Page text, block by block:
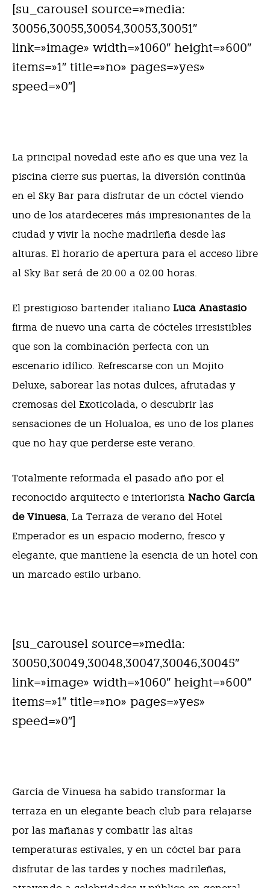
[su_carousel source=»media:
30056,30055,30054,30053,30051″
link=»image» width=»1060″ height=»600″
items=»1″ title=»no» pages=»yes»
speed=»0″]
La principal novedad este año es que una vez la
piscina cierre sus puertas, la diversión continúa
en el Sky Bar para disfrutar de un cóctel viendo
uno de los atardeceres más impresionantes de la
ciudad y vivir la noche madrileña desde las
alturas. El horario de apertura para el acceso libre
al Sky Bar será de 20.00 a 02.00 horas.
El prestigioso bartender italiano Luca Anastasio
firma de nuevo una carta de cócteles irresistibles
que son la combinación perfecta con un
escenario idílico. Refrescarse con un Mojito
Deluxe, saborear las notas dulces, afrutadas y
cremosas del Exoticolada, o descubrir las
sensaciones de un Holualoa, es uno de los planes
que no hay que perderse este verano.
Totalmente reformada el pasado año por el
reconocido arquitecto e interiorista Nacho García
de Vinuesa, La Terraza de verano del Hotel
Emperador es un espacio moderno, fresco y
elegante, que mantiene la esencia de un hotel con
un marcado estilo urbano.
[su_carousel source=»media:
30050,30049,30048,30047,30046,30045″
link=»image» width=»1060″ height=»600″
items=»1″ title=»no» pages=»yes»
speed=»0″]
García de Vinuesa ha sabido transformar la
terraza en un elegante beach club para relajarse
por las mañanas y combatir las altas
temperaturas estivales, y en un cóctel bar para
disfrutar de las tardes y noches madrileñas,